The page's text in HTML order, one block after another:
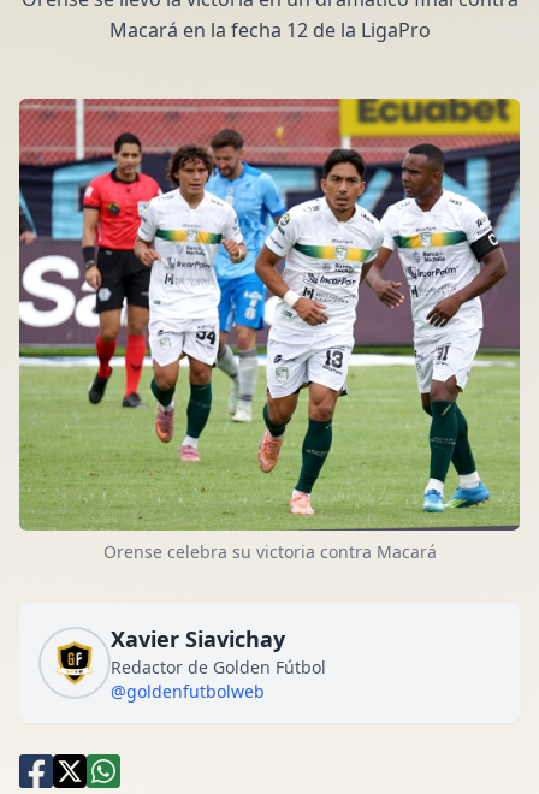
Macará en la fecha 12 de la LigaPro
Orense celebra su victoria contra Macará
Xavier Siavichay
Redactor de Golden Fútbol
@goldenfutbolweb